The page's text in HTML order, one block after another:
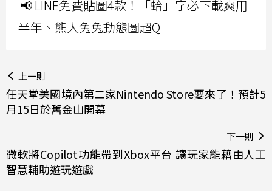
📢 LINE免費貼圖4款！「蛤」字必下載爽用
半年、熊大兔兔動態圖超Q
上一則
任天堂美國境內第二家Nintendo Store要來了！預計5
月15日於舊金山開幕
下一則
微軟將Copilot功能帶到Xbox平台 讓玩家能藉由人工
智慧輔助遊玩遊戲